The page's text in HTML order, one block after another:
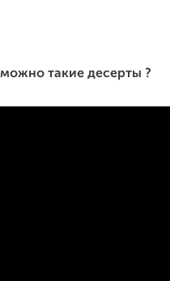
такие десерты ?